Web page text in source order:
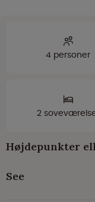
4 personer
2
Højdepunkter
See